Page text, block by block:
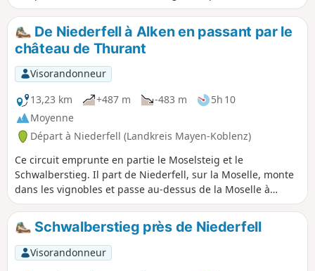
sentiers. Alors que la première partie de l'itinéraire traverse
principalement une forêt clairsemée, la deuxième partie
mène à travers les hauteurs panoramiques du Westerwald.
L'itinéraire est également intéressant d'un point de vue
historique. Les vues panoramiques depuis le rocher du
Bärenkopp sont le clou du circuit.
De Niederfell à Alken en passant par le
château de Thurant
Visorandonneur
13,23 km
+487 m -483 m
5h 10
Moyenne
Départ à Niederfell (Landkreis Mayen-Koblenz)
Ce circuit emprunte en partie le Moselsteig et le
Schwalberstieg. Il part de Niederfell, sur la Moselle, monte
dans les vignobles et passe au-dessus de la Moselle à
travers des sections en partie boisées, redescend vers le
château de Thurant et rejoint le village mosellan d'Alken. En
chemin, quelques montées raides demandent une bonne
condition physique et un pied sûr.
Schwalberstieg près de Niederfell
Visorandonneur